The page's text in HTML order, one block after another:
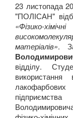
23 листопада
"ПОЛІСАН"
«Фізико-
матеріалів».
відділу.
використання